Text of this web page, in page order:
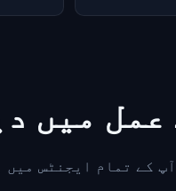
عمل میں
کے تمام ایجنٹس میں